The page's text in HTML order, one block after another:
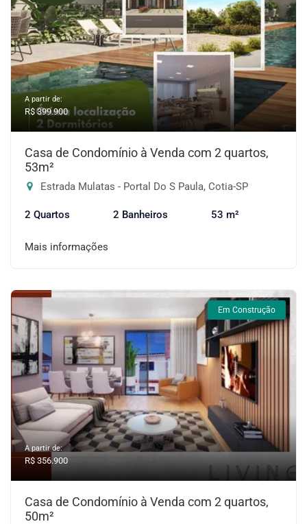
A partir de:
R$ 399.900
Casa de Condomínio à Venda com 2 quartos,
53m²
Estrada Mulatas - Portal Do S Paula, Cotia-SP
2 Quartos 2 Banheiros 53 m²
Mais informações
Em Construção
A partir de:
R$ 356.900
Casa de Condomínio à Venda com 2 quartos,
50m²